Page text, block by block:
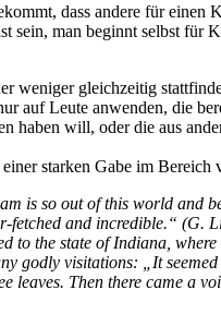
dass andere für einen
man beginnt selbst für
weniger gleichzeitig
auf Leute anwenden, die
haben will, oder die aus
starken Gabe im Bereich
is so out of this world and
and incredible.“ (G.
to the state of Indiana,
godly visitations: „It
Then there came a